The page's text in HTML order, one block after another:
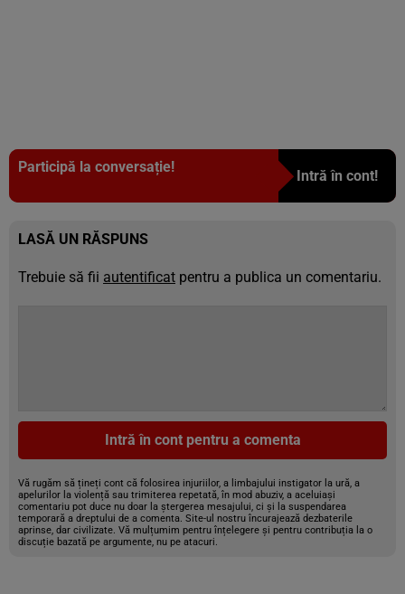
Participă la conversație!
Intră în cont!
LASĂ UN RĂSPUNS
Trebuie să fii autentificat pentru a publica un comentariu.
Intră în cont pentru a comenta
Vă rugăm să țineți cont că folosirea injuriilor, a limbajului instigator la ură, a
apelurilor la violență sau trimiterea repetată, în mod abuziv, a aceluiași
comentariu pot duce nu doar la ștergerea mesajului, ci și la suspendarea
temporară a dreptului de a comenta. Site-ul nostru încurajează dezbaterile
aprinse, dar civilizate. Vă mulțumim pentru înțelegere și pentru contribuția la o
discuție bazată pe argumente, nu pe atacuri.